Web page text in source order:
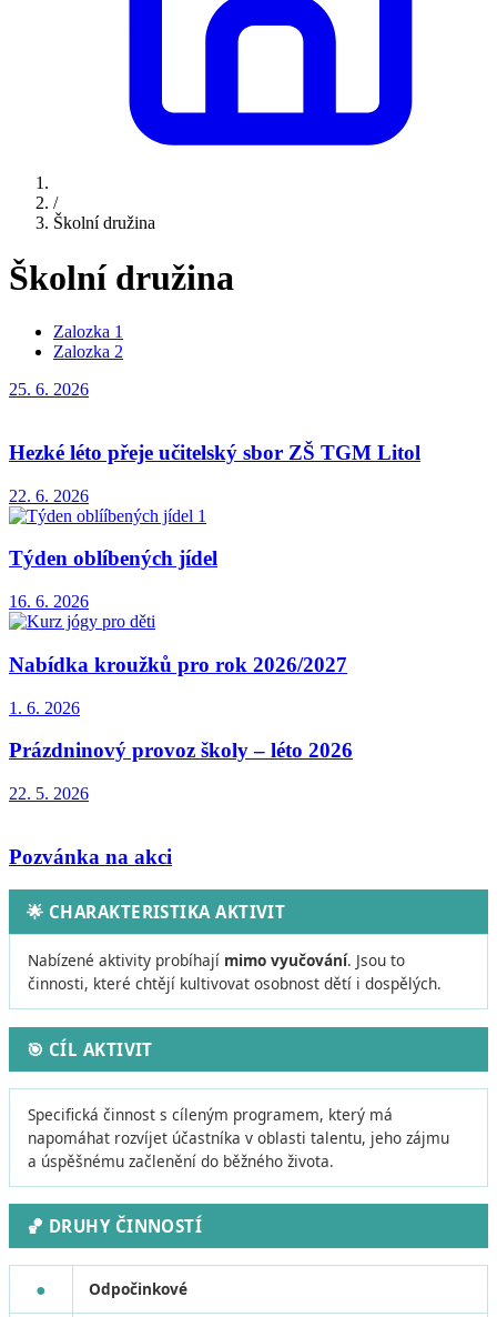
/
Školní družina
Školní družina
Zalozka 1
Zalozka 2
25. 6. 2026
Hezké léto přeje učitelský sbor ZŠ TGM Litol
22. 6. 2026
Týden oblíbených jídel
16. 6. 2026
Nabídka kroužků pro rok 2026/2027
1. 6. 2026
Prázdninový provoz školy – léto 2026
22. 5. 2026
Pozvánka na akci
🌟 CHARAKTERISTIKA AKTIVIT
Nabízené aktivity probíhají mimo vyučování. Jsou to
činnosti, které chtějí kultivovat osobnost dětí i dospělých.
🎯 CÍL AKTIVIT
Specifická činnost s cíleným programem, který má
napomáhat rozvíjet účastníka v oblasti talentu, jeho zájmu
a úspěšnému začlenění do běžného života.
🏀 DRUHY ČINNOSTÍ
● Odpočinkové